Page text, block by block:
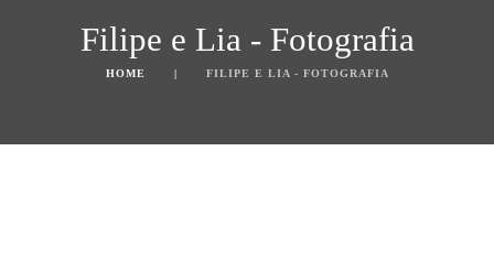
Filipe e Lia - Fotografia
HOME FILIPE E LIA - FOTOGRAFIA